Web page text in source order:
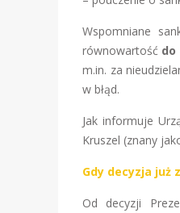
Wspomniane
równowartość do
m.in. za
w błąd.
Jak informuje
Kruszel (znany
Gdy decyzja już
Od decyzji